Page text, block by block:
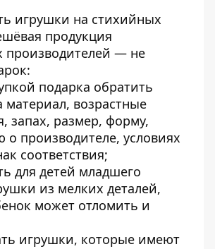
игрушки на стихийных
продукция
производителей — не
подарка обратить
возрастные
запах, размер, форму,
производителе, условиях
соответствия;
для детей младшего
из мелких деталей,
может отломить и
игрушки, которые имеют